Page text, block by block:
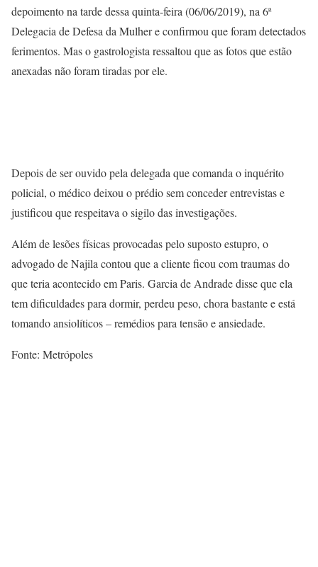
depoimento na tarde dessa quinta-feira (06/06/2019), na 6ª
Delegacia de Defesa da Mulher e confirmou que foram detectados
ferimentos. Mas o gastrologista ressaltou que as fotos que estão
anexadas não foram tiradas por ele.
Depois de ser ouvido pela delegada que comanda o inquérito
policial, o médico deixou o prédio sem conceder entrevistas e
justificou que respeitava o sigilo das investigações.
Além de lesões físicas provocadas pelo suposto estupro, o
advogado de Najila contou que a cliente ficou com traumas do
que teria acontecido em Paris. Garcia de Andrade disse que ela
tem dificuldades para dormir, perdeu peso, chora bastante e está
tomando ansiolíticos – remédios para tensão e ansiedade.
Fonte: Metrópoles